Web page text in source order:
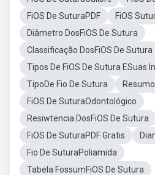
FiOS De SuturaPDF
FiOS
Diâmetro DosFiOS De Sutura
Classificação DosFiOS De Sutura
Tipos De FiOS De Sutura ESuas
TipoDe Fio De Sutura
FiOS De SuturaOdontológico
Resiwtencia DosFiOS De Sutura
FiOS De SuturaPDF Gratis
Fio De SuturaPoliamida
Tabela FossumFiOS De Sutura